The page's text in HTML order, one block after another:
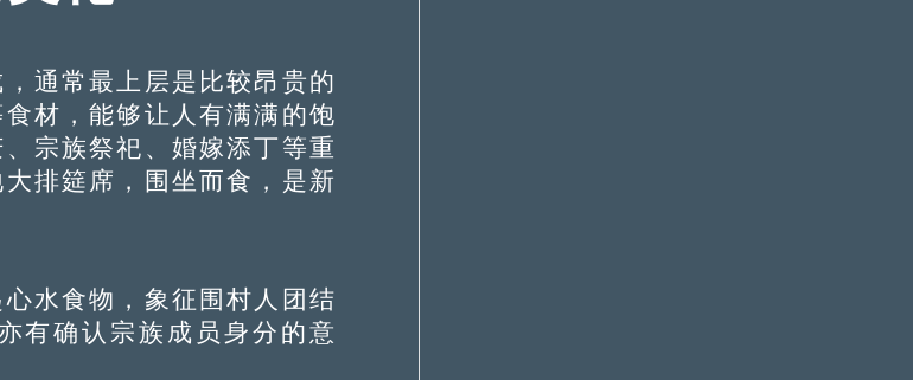
通常最上层是比较昂贵的
材，能够让人有满满的饱
宗族祭祀、婚嫁添丁等重
排筵席，围坐而食，是新
水食物，象征围村人团结
有确认宗族成员身分的意